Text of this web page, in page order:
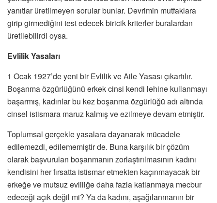
yanıtlar üretilmeyen sorular bunlar. Devrimin mutfaklara
girip girmediğini test edecek biricik kriterler buralardan
üretilebilirdi oysa.
Evlilik Yasaları
1 Ocak 1927’de yeni bir Evlilik ve Aile Yasası çıkartılır.
Boşanma özgürlüğünü erkek cinsi kendi lehine kullanmayı
başarmış, kadınlar bu kez boşanma özgürlüğü adı altında
cinsel istismara maruz kalmış ve ezilmeye devam etmiştir.
Toplumsal gerçekle yasalara dayanarak mücadele
edilemezdi, edilememiştir de. Buna karşılık bir çözüm
olarak başvurulan boşanmanın zorlaştırılmasının kadını
kendisini her fırsatta istismar etmekten kaçınmayacak bir
erkeğe ve mutsuz evliliğe daha fazla katlanmaya mecbur
edeceği açık değil mi? Ya da kadını, aşağılanmanın bir